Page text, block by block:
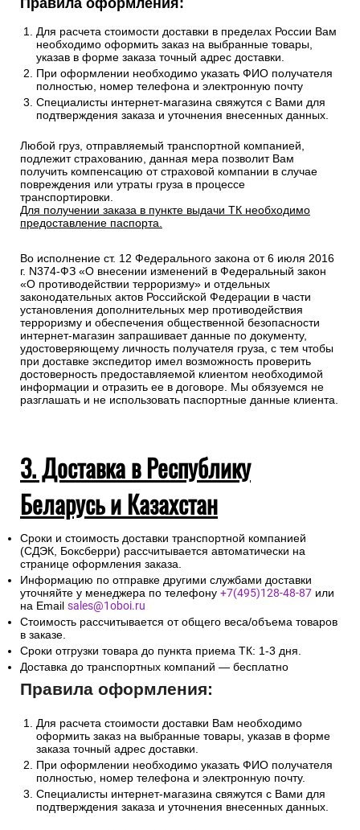
Правила оформления:
Для расчета стоимости доставки в пределах России Вам
необходимо оформить заказ на выбранные товары,
указав в форме заказа точный адрес доставки.
При оформлении необходимо указать ФИО получателя
полностью, номер телефона и электронную почту
Специалисты интернет-магазина свяжутся с Вами для
подтверждения заказа и уточнения внесенных данных.
Любой груз, отправляемый транспортной компанией,
подлежит страхованию, данная мера позволит Вам
получить компенсацию от страховой компании в случае
повреждения или утраты груза в процессе
транспортировки.
Для получении заказа в пункте выдачи ТК необходимо
предоставление паспорта.
Во исполнение ст. 12 Федерального закона от 6 июля 2016
г. N374-ФЗ «О внесении изменений в Федеральный закон
«О противодействии терроризму» и отдельных
законодательных актов Российской Федерации в части
установления дополнительных мер противодействия
терроризму и обеспечения общественной безопасности
интернет-магазин запрашивает данные по документу,
удостоверяющему личность получателя груза, с тем чтобы
при доставке экспедитор имел возможность проверить
достоверность предоставляемой клиентом необходимой
информации и отразить ее в договоре. Мы обязуемся не
разглашать и не использовать паспортные данные клиента.
3. Доставка в Республику
Беларусь и Казахстан
Сроки и стоимость доставки транспортной компанией
(СДЭК, Боксберри) рассчитывается автоматически на
странице оформления заказа.
Информацию по отправке другими службами доставки
уточняйте у менеджера по телефону +7(495)128-48-87 или
на Email sales@1oboi.ru
Стоимость рассчитывается от общего веса/объема товаров
в заказе.
Сроки отгрузки товара до пункта приема ТК: 1-3 дня.
Доставка до транспортных компаний — бесплатно
Правила оформления:
Для расчета стоимости доставки Вам необходимо
оформить заказ на выбранные товары, указав в форме
заказа точный адрес доставки.
При оформлении необходимо указать ФИО получателя
полностью, номер телефона и электронную почту.
Специалисты интернет-магазина свяжутся с Вами для
подтверждения заказа и уточнения внесенных данных.